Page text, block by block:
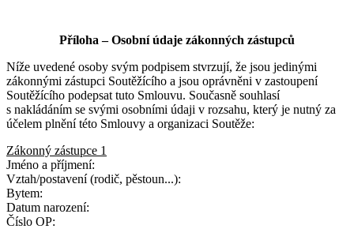
Příloha – Osobní údaje zákonných zástupců
Níže uvedené osoby svým podpisem stvrzují, že jsou jedinými
zákonnými zástupci Soutěžícího a jsou oprávněni v zastoupení
Soutěžícího podepsat tuto Smlouvu. Současně souhlasí
s nakládáním se svými osobními údaji v rozsahu, který je nutný za
účelem plnění této Smlouvy a organizaci Soutěže:
Zákonný zástupce 1
Jméno a příjmení:
Vztah/postavení (rodič, pěstoun...):
Bytem:
Datum narození:
Číslo OP: